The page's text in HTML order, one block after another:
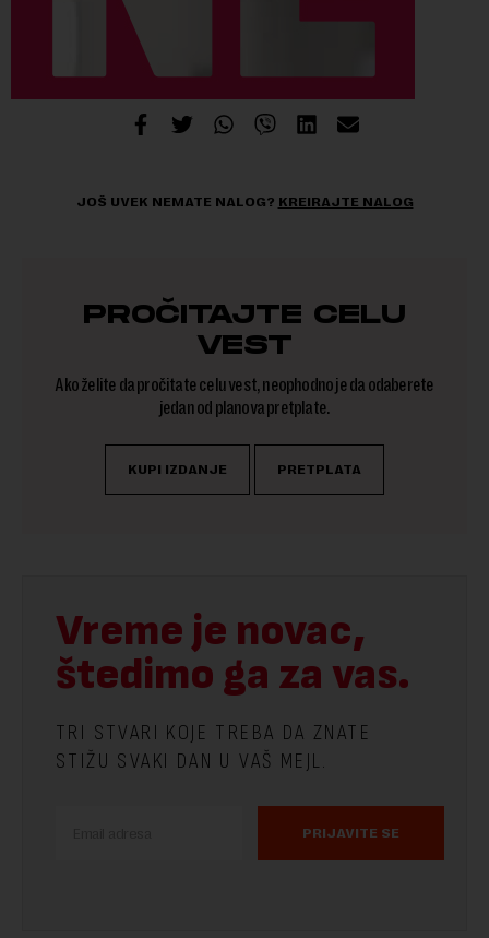
JOŠ UVEK NEMATE NALOG? KREIRAJTE NALOG
PROČITAJTE CELU
VEST
Ako želite da pročitate celu vest, neophodno je da odaberete
jedan od planova pretplate.
KUPI IZDANJE PRETPLATA
Vreme je novac,
štedimo ga za vas.
TRI STVARI KOJE TREBA DA ZNATE
STIŽU SVAKI DAN U VAŠ MEJL.
PRIJAVITE SE